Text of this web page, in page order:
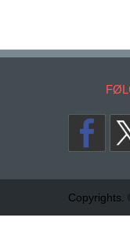
Copyrights.